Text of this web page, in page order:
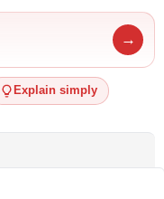
→
Explain simply